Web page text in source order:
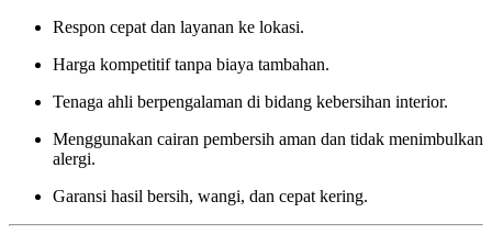
Respon cepat dan layanan ke lokasi.
Harga kompetitif tanpa biaya tambahan.
Tenaga ahli berpengalaman di bidang kebersihan interior.
Menggunakan cairan pembersih aman dan tidak menimbulkan
alergi.
Garansi hasil bersih, wangi, dan cepat kering.